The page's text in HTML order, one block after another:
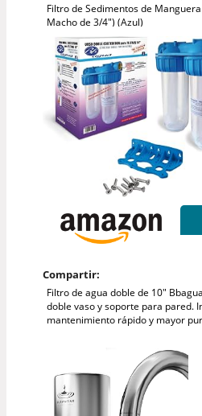
Filtro de Sedimentos de
Macho de 3/4") (Azul)
Compartir:
Filtro de agua doble de 10"
doble vaso y soporte para pared.
mantenimiento rápido y mayor